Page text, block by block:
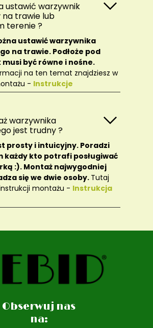
ustawić warzywnik
trawie lub
terenie ?
ustawić warzywnika
na trawie. Podłoże pod
być równe i nośne.
na ten temat znajdziesz w
- Instrukcje
warzywnika
jest trudny ?
prosty i intuicyjny. Poradzi
każdy kto potrafi posługiwać
:). Montaż najwygodniej
się we dwie osoby. Tutaj
montażu - Instrukcja
Obserwuj nas
na: